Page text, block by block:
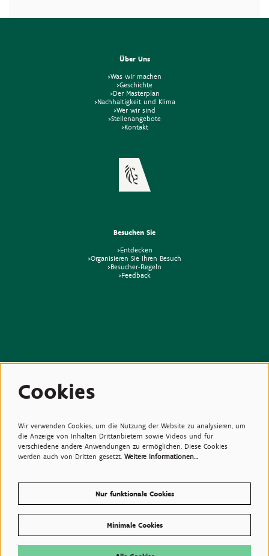
Über Uns
>Was wir machen
>Geschichte
>Der Masterplan
>Nachhaltigkeit und Klima
>Wer wir sind
>Stellenangebote
>Kontakt
Besuchen Sie
>Entdecken
>Organisieren Sie Ihren Besuch
>Besucher-Regeln
>Feedback
>Expertise
>Giftige Pflanzen
Cookies
Wir verwenden Cookies, um die Nutzung der Website zu analysieren, um
die Anzeige von Inhalten Drittanbietern sowie Videos und für
verschiedene andere Anwendungen zu ermöglichen. Diese Cookies
werden auch von Dritten gesetzt. Weitere Informationen…
Nur funktionale Cookies
Minimale Cookies